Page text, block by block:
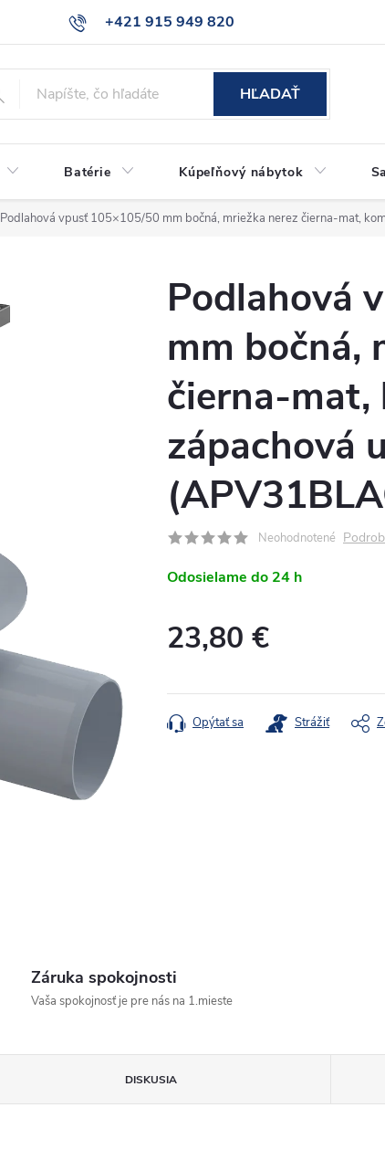
+421 915 949 820
HĽADAŤ
Batérie Kúpeľňový nábytok
Podlahová vpusť 105×105/50 mm bočná, mriežka nerez čierna-mat,
Podlahová
mm bočná,
čierna-mat,
zápachová
Neohodnotené
Odosielame do 24 h
23,80 €
Opýtať sa Strážiť
Záruka spokojnosti
Vaša spokojnosť je pre nás na 1.mieste
DISKUSIA